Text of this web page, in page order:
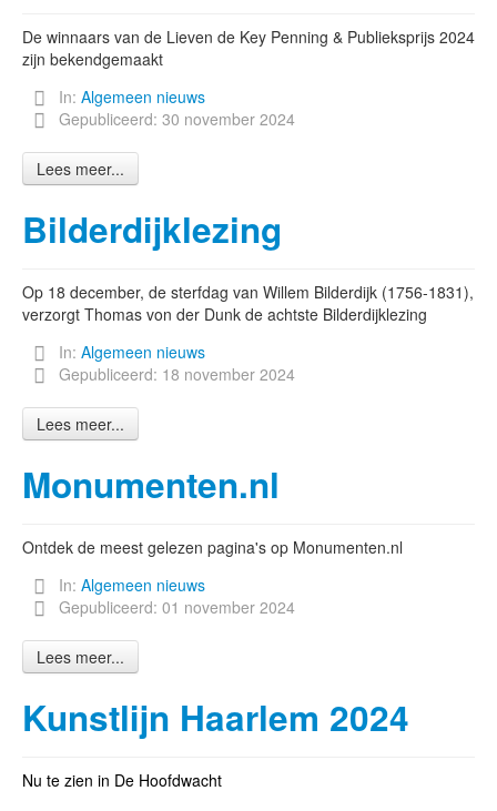
De winnaars van de Lieven de Key Penning & Publieksprijs 2024
zijn bekendgemaakt
In: Algemeen nieuws
Gepubliceerd: 30 november 2024
Lees meer...
Bilderdijklezing
Op 18 december, de sterfdag van Willem Bilderdijk (1756-1831),
verzorgt Thomas von der Dunk de achtste Bilderdijklezing
In: Algemeen nieuws
Gepubliceerd: 18 november 2024
Lees meer...
Monumenten.nl
Ontdek de meest gelezen pagina's op Monumenten.nl
In: Algemeen nieuws
Gepubliceerd: 01 november 2024
Lees meer...
Kunstlijn Haarlem 2024
Nu te zien in De Hoofdwacht